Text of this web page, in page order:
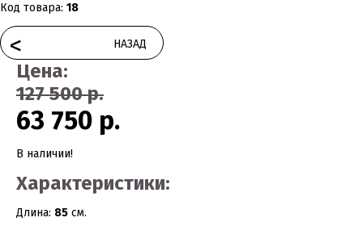
Код товара: 18
< НАЗАД
Цена:
127 500 р.
63 750 р.
В наличии!
Характеристики:
Длина: 85 см.